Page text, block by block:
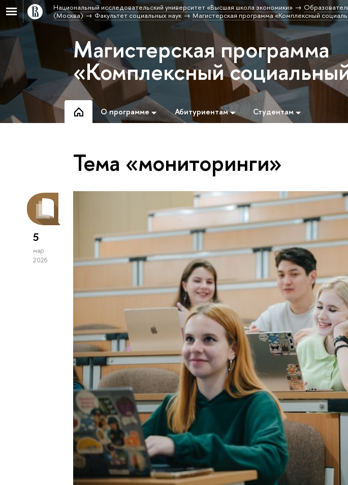
Национальный исследовательский университет «Высшая школа экономики»
(Москва)
Факультет социальных наук Магистерская программа «Комплексный
Магистерская программа
«Комплексный
О программе Абитуриентам Студентам
Тема «мониторинги»
5
мар
2026